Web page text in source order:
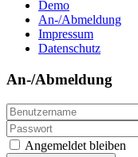
Demo
An-/Abmeldung
Impressum
Datenschutz
An-/Abmeldung
Angemeldet bleiben